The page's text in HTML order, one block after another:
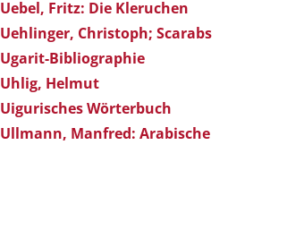
Uebel, Fritz: Die Kleruchen
Uehlinger, Christoph; Scarabs
Ugarit-Bibliographie
Uhlig, Helmut
Uigurisches Wörterbuch
Ullmann, Manfred: Arabische